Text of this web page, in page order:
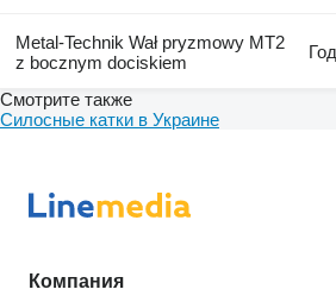
Metal-Technik Wał pryzmowy MT2
z bocznym dociskiem
Смотрите также
Силосные катки в Украине
Компания